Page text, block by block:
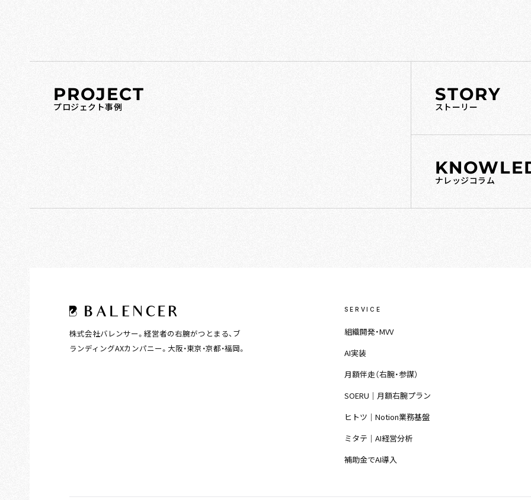
PROJECT
プロジェクト事例
STORY
ストーリー
ナレッジコラム
株式会社バレンサー。経営者の右腕がつとまる、ブ
ランディングAXカンパニー。大阪・東京・京都・福岡。
SERVICE
組織開発・MVV
AI実装
月額伴走（右腕・参謀）
SOERU｜月額右腕プラン
ヒトツ｜Notion業務基盤
ミタテ｜AI経営分析
補助金でAI導入